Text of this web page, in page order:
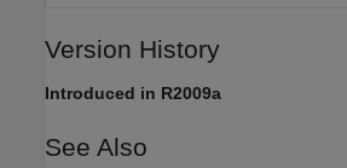
Version History
Introduced in R2009a
See Also